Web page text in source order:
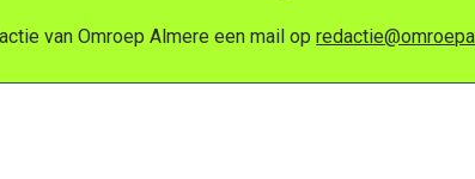
van Omroep Almere een mail op